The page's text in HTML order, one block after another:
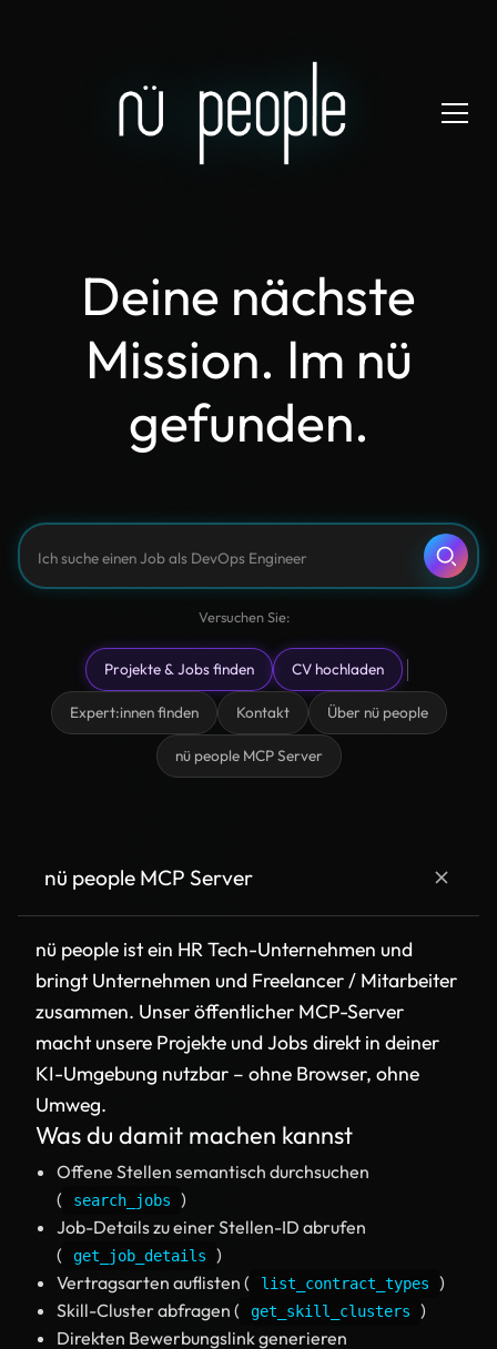
Deine nächste
Mission. Im nü
gefunden.
Suchen
Ich suche ein Projekt als Developer
Ich suche einen Job als DevOps Engineer
Was macht nü people?
Ich möchte mit einem Ansprechpartner sprechen
Ich suche ein Projekt als Developer
Versuchen Sie:
Projekte & Jobs finden CV hochladen
Expert:innen finden Kontakt Über nü people
nü people MCP Server
nü people MCP Server
nü people ist ein HR Tech-Unternehmen und
bringt Unternehmen und Freelancer / Mitarbeiter
zusammen. Unser öffentlicher MCP-Server
macht unsere Projekte und Jobs direkt in deiner
KI-Umgebung nutzbar – ohne Browser, ohne
Umweg.
Was du damit machen kannst
Offene Stellen semantisch durchsuchen
(
search_jobs
)
Job-Details zu einer Stellen-ID abrufen
(
get_job_details
)
Vertragsarten auflisten (
list_contract_types
)
Skill-Cluster abfragen (
get_skill_clusters
)
Direkten Bewerbungslink generieren